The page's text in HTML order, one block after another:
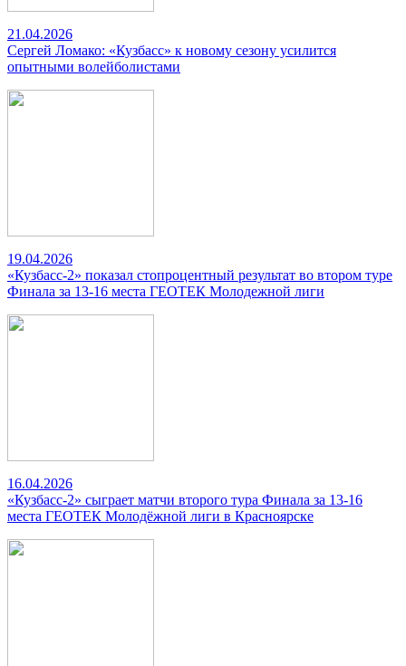
21.04.2026
Сергей Ломако: «Кузбасс» к новому сезону усилится
опытными волейболистами
19.04.2026
«Кузбасс-2» показал стопроцентный результат во втором туре
Финала за 13-16 места ГЕОТЕК Молодежной лиги
16.04.2026
«Кузбасс-2» сыграет матчи второго тура Финала за 13-16
места ГЕОТЕК Молодёжной лиги в Красноярске